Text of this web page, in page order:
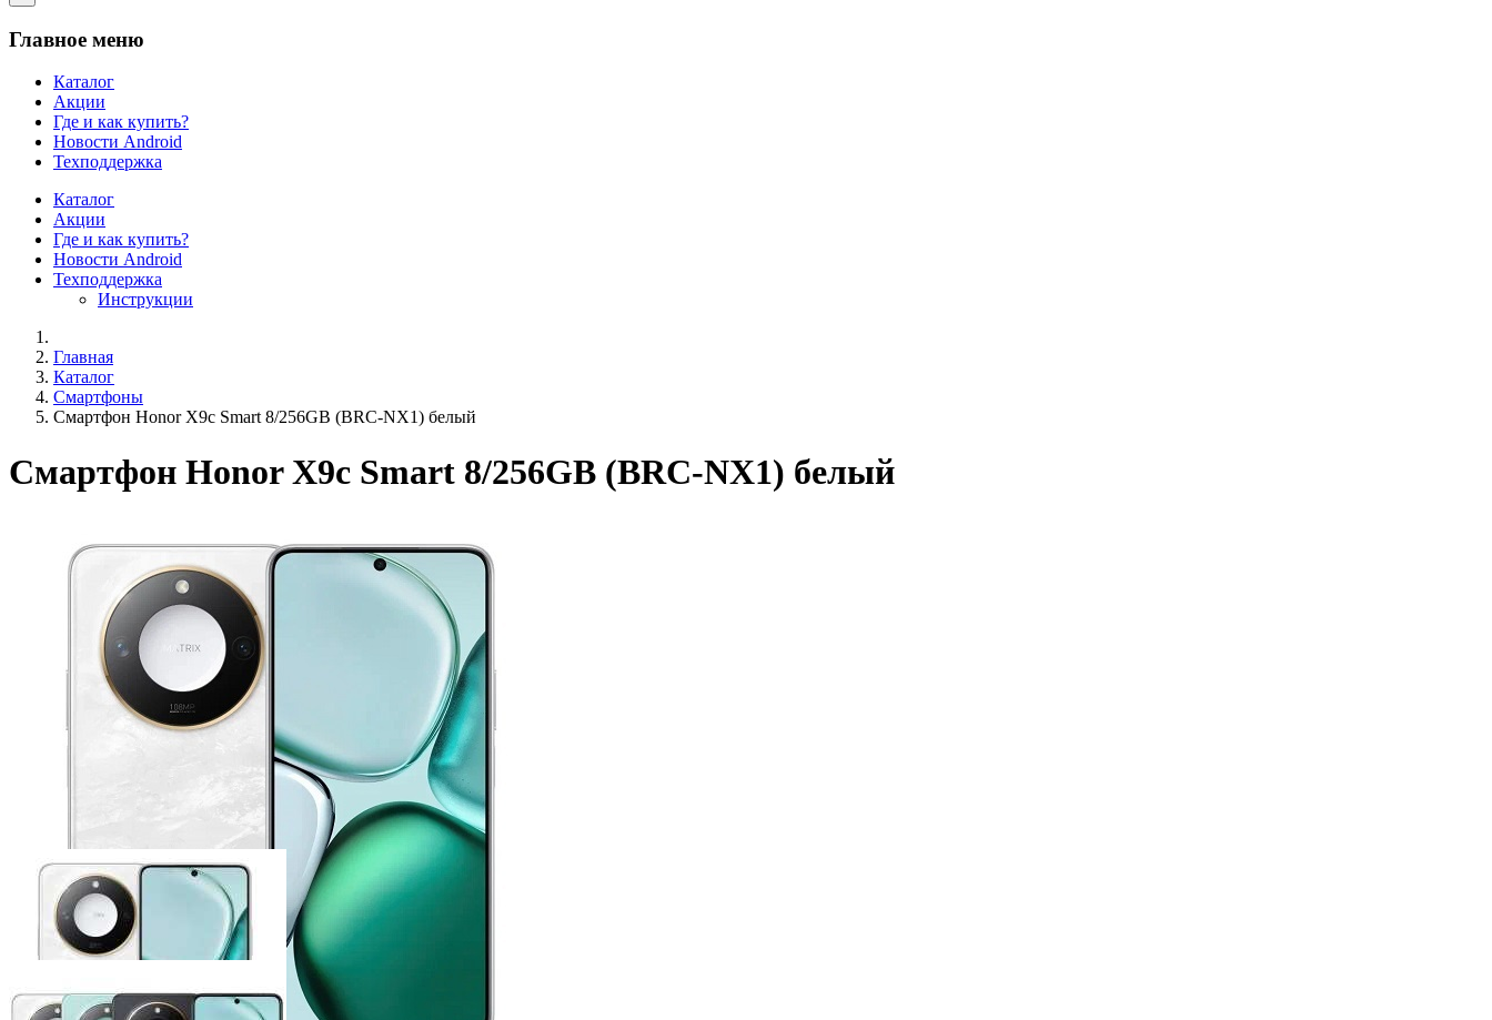
Главное меню
Каталог
Акции
Где и как купить?
Новости Android
Техподдержка
Каталог
Акции
Где и как купить?
Новости Android
Техподдержка
Инструкции
Главная
Каталог
Смартфоны
Смартфон Honor X9c Smart 8/256GB (BRC-NX1) белый
Смартфон Honor X9c Smart 8/256GB (BRC-NX1) белый